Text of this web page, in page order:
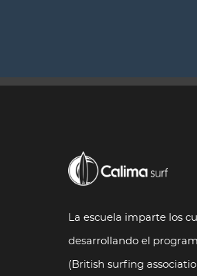
La escuela imparte los
desarrollando el
(British surfing